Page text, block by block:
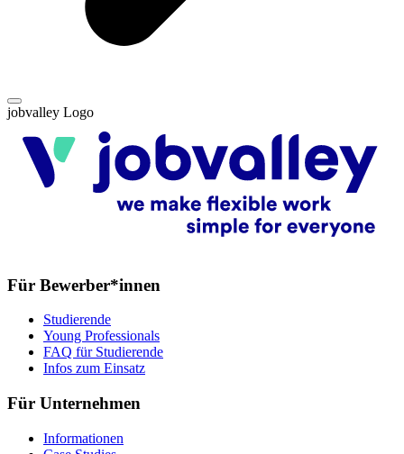
jobvalley Logo
Für Bewerber*innen
Studierende
Young Professionals
FAQ für Studierende
Infos zum Einsatz
Für Unternehmen
Informationen